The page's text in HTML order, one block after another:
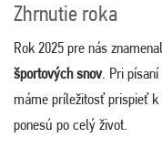
Zhrnutie roka
Rok 2025 pre nás
športových snov. Pri
máme príležitosť prispieť
ponesú po celý život.